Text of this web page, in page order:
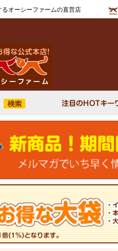
オーシーファームの直営店